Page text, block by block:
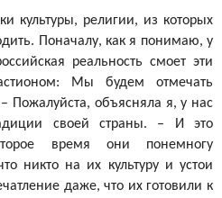
культуры, религии, из которых
Поначалу, как я понимаю, у
реальность смоет эти
Мы будем отмечать
Пожалуйста, объясняла я, у нас
своей страны. – И это
время они понемногу
никто на их культуру и устои
даже, что их готовили к